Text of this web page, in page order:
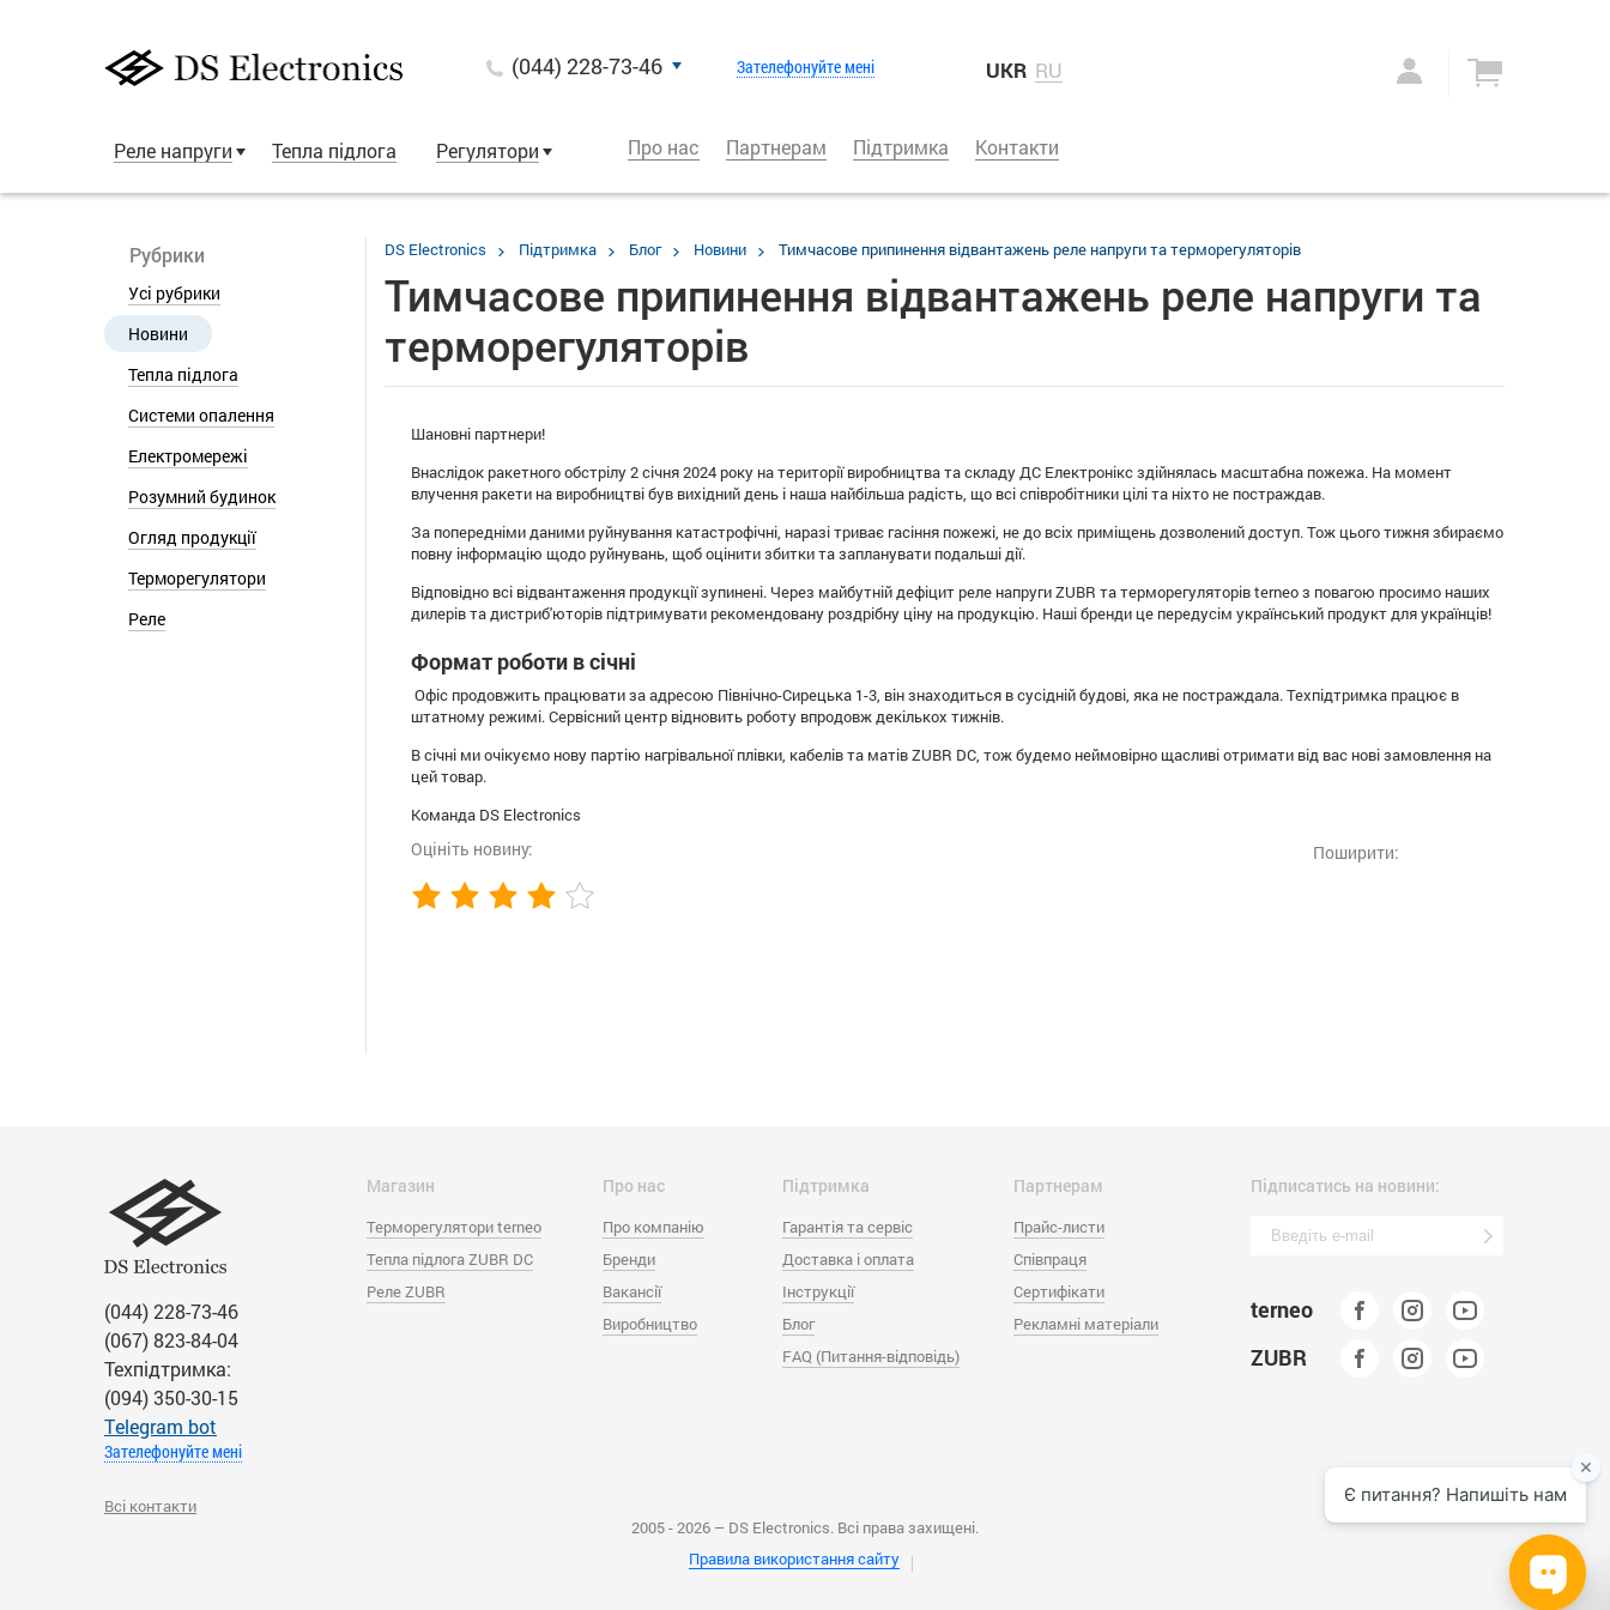
(044) 228-73-46 Зателефонуйте мені UKR RU
Реле напруги Тепла підлога Регулятори Про нас Партнерам Підтримка Контакти
Рубрики
Усі рубрики
Новини
Тепла підлога
Системи опалення
Електромережі
Розумний будинок
Огляд продукції
Терморегулятори
Реле
DS Electronics Підтримка Блог Новини Тимчасове припинення відвантажень реле напруги та терморегуляторів
Тимчасове припинення відвантажень реле напруги та
терморегуляторів
Шановні партнери!
Внаслідок ракетного обстрілу 2 січня 2024 року на території виробництва та складу ДС Електронікс здійнялась масштабна пожежа. На момент
влучення ракети на виробництві був вихідний день і наша найбільша радість, що всі співробітники цілі та ніхто не постраждав.
За попередніми даними руйнування катастрофічні, наразі триває гасіння пожежі, не до всіх приміщень дозволений доступ. Тож цього тижня збираємо
повну інформацію щодо руйнувань, щоб оцінити збитки та запланувати подальші дії.
Відповідно всі відвантаження продукції зупинені. Через майбутній дефіцит реле напруги ZUBR та терморегуляторів terneo з повагою просимо наших
дилерів та дистриб'юторів підтримувати рекомендовану роздрібну ціну на продукцію. Наші бренди це передусім український продукт для українців!
Формат роботи в січні
Офіс продовжить працювати за адресою Північно-Сирецька 1-3, він знаходиться в сусідній будові, яка не постраждала. Техпідтримка працює в
штатному режимі. Сервісний центр відновить роботу впродовж декількох тижнів.
В січні ми очікуємо нову партію нагрівальної плівки, кабелів та матів ZUBR DC, тож будемо неймовірно щасливі отримати від вас нові замовлення на
цей товар.
Команда DS Electronics
Оцініть новину: Поширити:
(044) 228-73-46
(067) 823-84-04
Техпідтримка:
(094) 350-30-15
Тelegram bot
Зателефонуйте мені
Всі контакти
Магазин
Терморегулятори terneo
Тепла підлога ZUBR DC
Реле ZUBR
Про нас
Про компанію
Бренди
Вакансії
Виробництво
Підтримка
Гарантія та сервіс
Доставка і оплата
Інструкції
Блог
FAQ (Питання-відповідь)
Партнерам
Прайс-листи
Співпраця
Сертифікати
Рекламні матеріали
Підписатись на новини:
terneo
ZUBR
2005 - 2026 – DS Electronics. Всі права захищені.
Правила використання сайту